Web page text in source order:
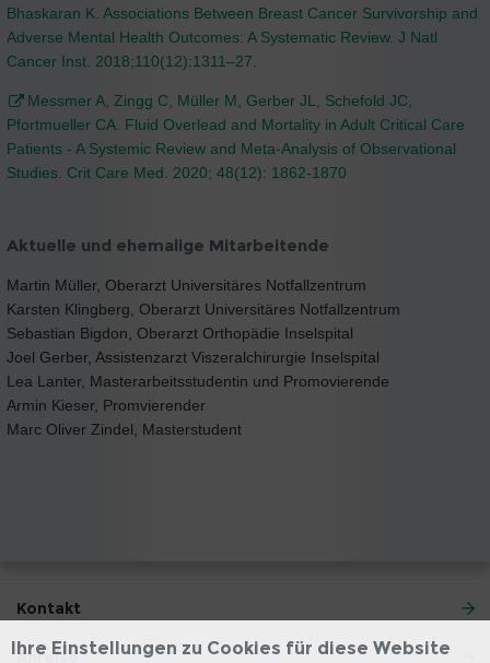
Bhaskaran K. Associations Between Breast Cancer Survivorship and
Adverse Mental Health Outcomes: A Systematic Review. J Natl
Cancer Inst. 2018;110(12):1311–27.
Messmer A, Zingg C, Müller M, Gerber JL, Schefold JC,
Pfortmueller CA. Fluid Overlead and Mortality in Adult Critical Care
Patients - A Systemic Review and Meta-Analysis of Observational
Studies. Crit Care Med. 2020; 48(12): 1862-1870
Aktuelle und ehemalige Mitarbeitende
Martin Müller, Oberarzt Universitäres Notfallzentrum
Karsten Klingberg, Oberarzt Universitäres Notfallzentrum
Sebastian Bigdon, Oberarzt Orthopädie Inselspital
Joel Gerber, Assistenzarzt Viszeralchirurgie Inselspital
Lea Lanter, Masterarbeitsstudentin und Promovierende
Armin Kieser, Promvierender
Marc Oliver Zindel, Masterstudent
Kontakt
Anreise
Ihre Einstellungen zu Cookies für diese Website